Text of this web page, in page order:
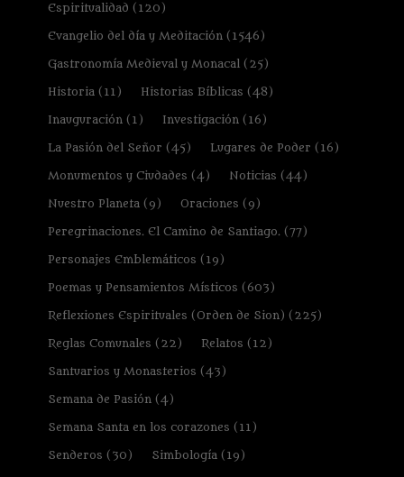
Espiritualidad (120)
Evangelio del día y Meditación(1546)
Gastronomía Medieval y Monacal(25)
Historia(11) Historias Bíblicas (48)
Inauguración(1) Investigación(16)
La Pasión del Señor (45) Lugares de Poder (16)
Monumentos y Ciudades (4) Noticias (44)
Nuestro Planeta(9) Oraciones (9)
Peregrinaciones. El Camino de Santiago.(77)
Personajes Emblemáticos (19)
Poemas y Pensamientos Místicos (603)
Reflexiones Espirituales (Orden de Sion) (225)
Reglas Comunales (22) Relatos (12)
Santuarios y Monasterios (43)
Semana de Pasión(4)
Semana Santa en los corazones (11)
Senderos (30) Simbología(19)